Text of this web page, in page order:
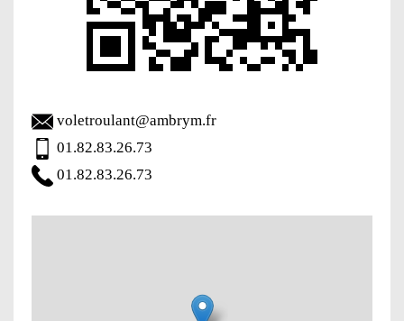
voletroulant@ambrym.fr
01.82.83.26.73
01.82.83.26.73